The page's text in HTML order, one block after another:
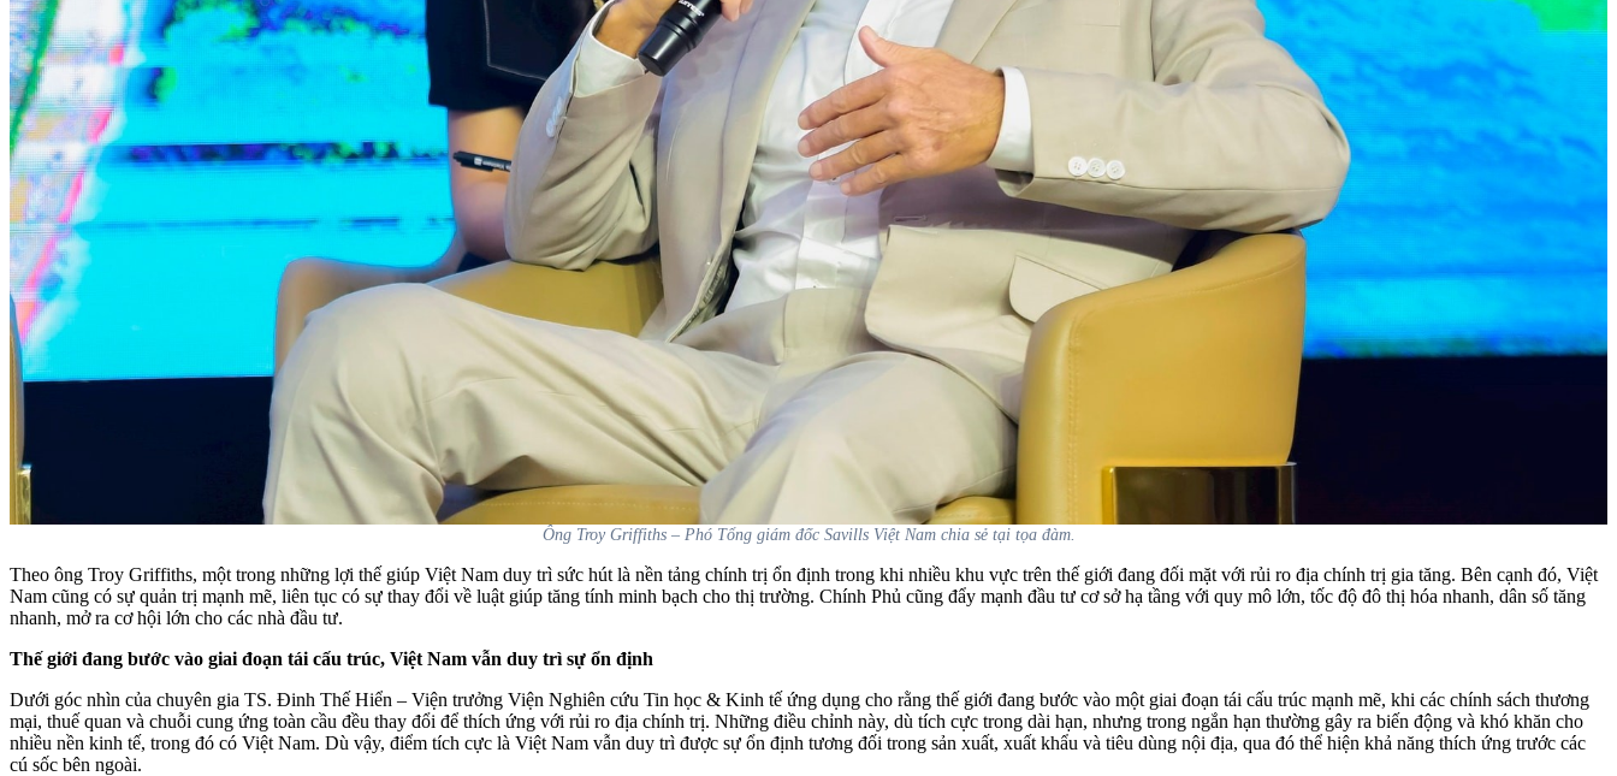
Ông Troy Griffiths – Phó Tổng giám đốc Savills Việt Nam chia sẻ tại tọa đàm.
Theo ông Troy Griffiths, một trong những lợi thế giúp Việt Nam duy trì sức hút là nền tảng chính trị ổn định trong khi nhiều khu vực trên thế giới đang đối mặt với rủi ro địa chính trị gia tăng. Bên cạnh đó, Việt
Nam cũng có sự quản trị mạnh mẽ, liên tục có sự thay đổi về luật giúp tăng tính minh bạch cho thị trường. Chính Phủ cũng đẩy mạnh đầu tư cơ sở hạ tầng với quy mô lớn, tốc độ đô thị hóa nhanh, dân số tăng
nhanh, mở ra cơ hội lớn cho các nhà đầu tư.
Thế giới đang bước vào giai đoạn tái cấu trúc, Việt Nam vẫn duy trì sự ổn định
Dưới góc nhìn của chuyên gia TS. Đinh Thế Hiển – Viện trưởng Viện Nghiên cứu Tin học & Kinh tế ứng dụng cho rằng thế giới đang bước vào một giai đoạn tái cấu trúc mạnh mẽ, khi các chính sách thương
mại, thuế quan và chuỗi cung ứng toàn cầu đều thay đổi để thích ứng với rủi ro địa chính trị. Những điều chỉnh này, dù tích cực trong dài hạn, nhưng trong ngắn hạn thường gây ra biến động và khó khăn cho
nhiều nền kinh tế, trong đó có Việt Nam. Dù vậy, điểm tích cực là Việt Nam vẫn duy trì được sự ổn định tương đối trong sản xuất, xuất khẩu và tiêu dùng nội địa, qua đó thể hiện khả năng thích ứng trước các
cú sốc bên ngoài.